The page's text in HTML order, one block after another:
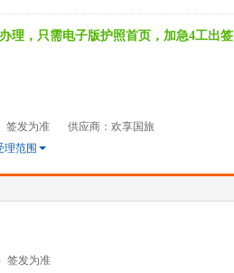
理，只需电子版护照首页，加急4工出签
签发为准
供应商：欢享国旅
理范围
签发为准